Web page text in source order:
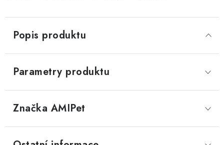
Popis produktu
Parametry produktu
Značka AMIPet